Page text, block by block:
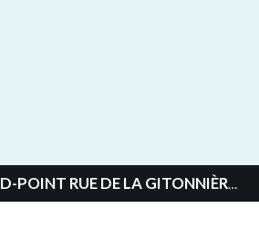
RUE DE LA GITONNIÈRE ET RUE JEAN MONNET